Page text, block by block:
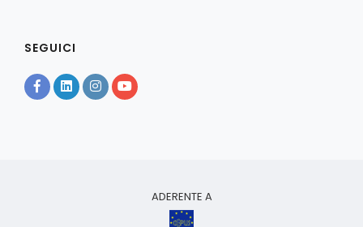
SEGUICI
ADERENTE A